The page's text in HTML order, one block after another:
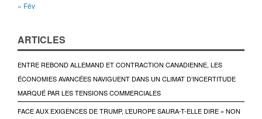
« Fév
ARTICLES
ENTRE REBOND ALLEMAND ET CONTRACTION CANADIENNE, LES
ÉCONOMIES AVANCÉES NAVIGUENT DANS UN CLIMAT D’INCERTITUDE
MARQUÉ PAR LES TENSIONS COMMERCIALES
FACE AUX EXIGENCES DE TRUMP, L’EUROPE SAURA-T-ELLE DIRE « NON